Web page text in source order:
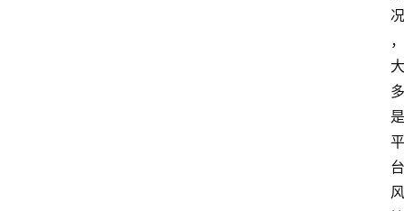
况
，
大
多
是
平
台
风